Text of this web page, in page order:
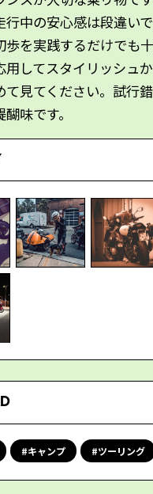
行中の安心感は段違い
歩を実践するだけでも
用してスタイリッシュ
て見てください。試行
味です。
キャンプ ツーリング